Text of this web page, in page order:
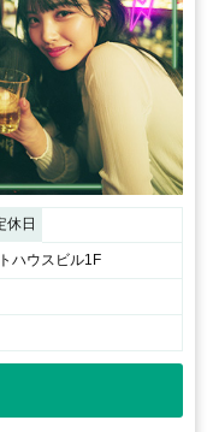
休日
ハウスビル1F